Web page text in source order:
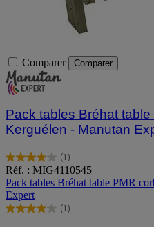
Comparer Comparer
Pack tables Bréhat
Kerguélen - Manutan
(1)
4.0
sur
5
étoiles.
1
Réf. : MIG4110545
Pack tables Bréhat table PMR
Expert
(1)
4.0